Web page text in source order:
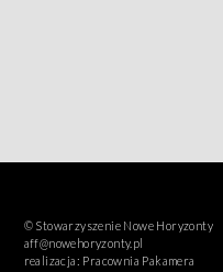
© Stowarzyszenie Nowe Horyzonty
aff@nowehoryzonty.pl
realizacja: Pracownia Pakamera